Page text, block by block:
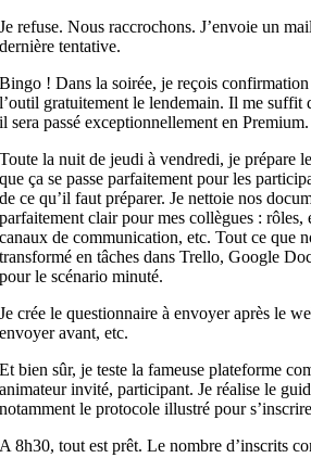
Je refuse. Nous raccrochons. J’envoie un
dernière tentative.
Bingo ! Dans la soirée, je reçois
l’outil gratuitement le lendemain. Il me suffit
il sera passé exceptionnellement en Premium.
Toute la nuit de jeudi à vendredi, je prépare
que ça se passe parfaitement pour les
de ce qu’il faut préparer. Je nettoie nos
parfaitement clair pour mes collègues : rôles,
canaux de communication, etc. Tout ce que
transformé en tâches dans Trello, Google
pour le scénario minuté.
Je crée le questionnaire à envoyer après le
envoyer avant, etc.
Et bien sûr, je teste la fameuse plateforme
animateur invité, participant. Je réalise le
notamment le protocole illustré pour
A 8h30, toutest prêt. Le nombre d’inscrits